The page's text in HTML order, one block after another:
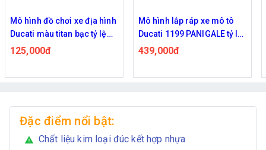
Mô hình đồ chơi xe địa hình
Ducati màu titan bạc tỷ lệ
1:12
125,000đ
Mô hình lắp ráp xe mô tô
Ducati 1199 PANIGALE tỷ lệ
1:12 Maisto
439,000đ
Đặc điểm nổi bật:
warning Chất liệu kim loại đúc kết hợp nhựa